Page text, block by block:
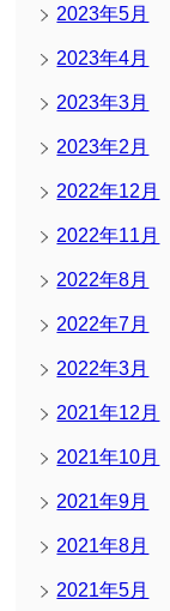
2023年5月
2023年4月
2023年3月
2023年2月
2022年12月
2022年11月
2022年8月
2022年7月
2022年3月
2021年12月
2021年10月
2021年9月
2021年8月
2021年5月